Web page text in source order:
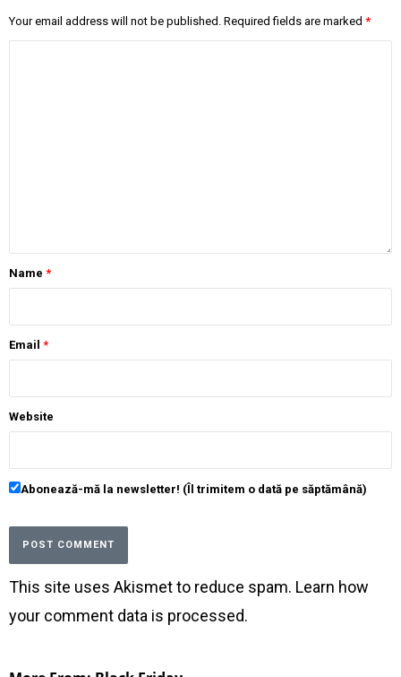
Your email address will not be published. Required fields are marked *
Name *
Email *
Website
Abonează-mă la newsletter! (Îl trimitem o dată pe săptămână)
This site uses Akismet to reduce spam. Learn how
your comment data is processed.